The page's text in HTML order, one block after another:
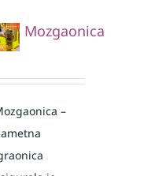
Mozgaonica
–